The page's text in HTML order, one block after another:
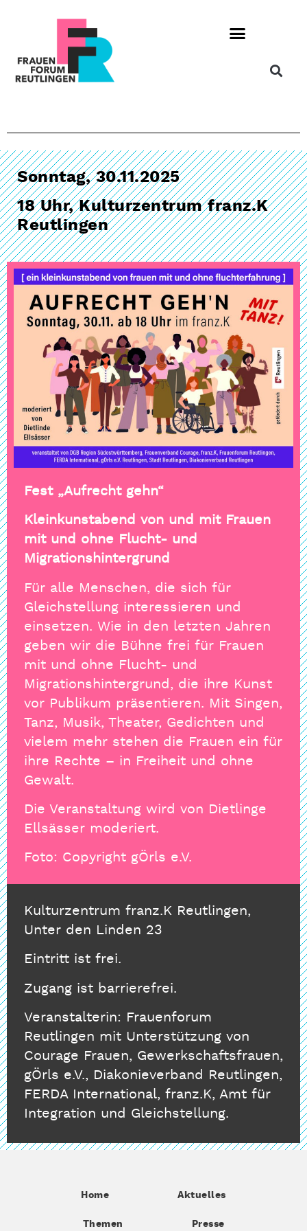
Sonntag, 30.11.2025
18 Uhr, Kulturzentrum franz.K
Reutlingen
Fest „Aufrecht gehn“
Kleinkunstabend von und mit Frauen
mit und ohne Flucht- und
Migrationshintergrund
Für alle Menschen, die sich für
Gleichstellung interessieren und
einsetzen. Wie in den letzten Jahren
geben wir die Bühne frei für Frauen
mit und ohne Flucht- und
Migrationshintergrund, die ihre Kunst
vor Publikum präsentieren. Mit Singen,
Tanz, Musik, Theater, Gedichten und
vielem mehr stehen die Frauen ein für
ihre Rechte – in Freiheit und ohne
Gewalt.
Die Veranstaltung wird von Dietlinge
Ellsässer moderiert.
Foto: Copyright gÖrls e.V.
Kulturzentrum franz.K Reutlingen,
Unter den Linden 23
Eintritt ist frei.
Zugang ist barrierefrei.
Veranstalterin: Frauenforum
Reutlingen mit Unterstützung von
Courage Frauen, Gewerkschaftsfrauen,
gÖrls e.V., Diakonieverband Reutlingen,
FERDA International, franz.K, Amt für
Integration und Gleichstellung.
Home Aktuelles
Themen Presse